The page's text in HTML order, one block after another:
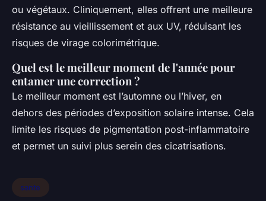
ou végétaux. Cliniquement, elles offrent une meilleure
résistance au vieillissement et aux UV, réduisant les
risques de virage colorimétrique.
Quel est le meilleur moment de l'année pour
entamer une correction ?
Le meilleur moment est l’automne ou l’hiver, en
dehors des périodes d’exposition solaire intense. Cela
limite les risques de pigmentation post-inflammatoire
et permet un suivi plus serein des cicatrisations.
sante